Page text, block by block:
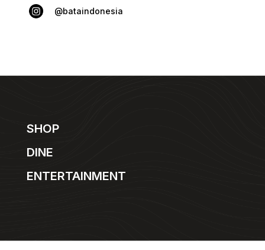
@bataindonesia
SHOP
DINE
ENTERTAINMENT